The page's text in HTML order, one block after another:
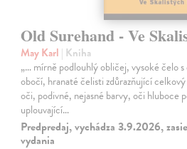
Old Surehand - Ve
May Karl | Kniha
„… mírně podlouhlý obličej, vysoké čelo
obočí, hranaté čelisti zdůrazňující
oči, podivné, nejasné barvy, oči hluboce
uplouvající…
Predpredaj, vychádza 3.9.2026,
vydania